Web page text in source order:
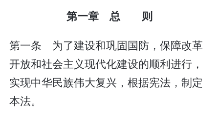
第一章 总 则
第一条 为了建设和巩固国防，保障改革
开放和社会主义现代化建设的顺利进行，
实现中华民族伟大复兴，根据宪法，制定
本法。